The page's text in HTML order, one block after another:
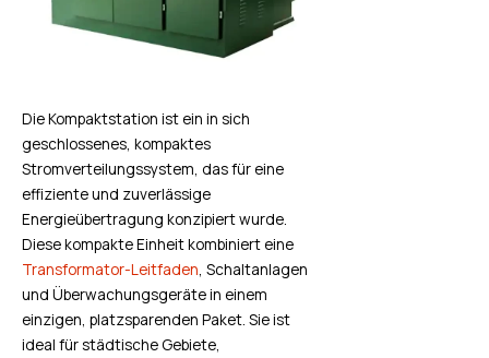
Die Kompaktstation ist ein in sich
geschlossenes, kompaktes
Stromverteilungssystem, das für eine
effiziente und zuverlässige
Energieübertragung konzipiert wurde.
Diese kompakte Einheit kombiniert eine
Transformator-Leitfaden, Schaltanlagen
und Überwachungsgeräte in einem
einzigen, platzsparenden Paket. Sie ist
ideal für städtische Gebiete,